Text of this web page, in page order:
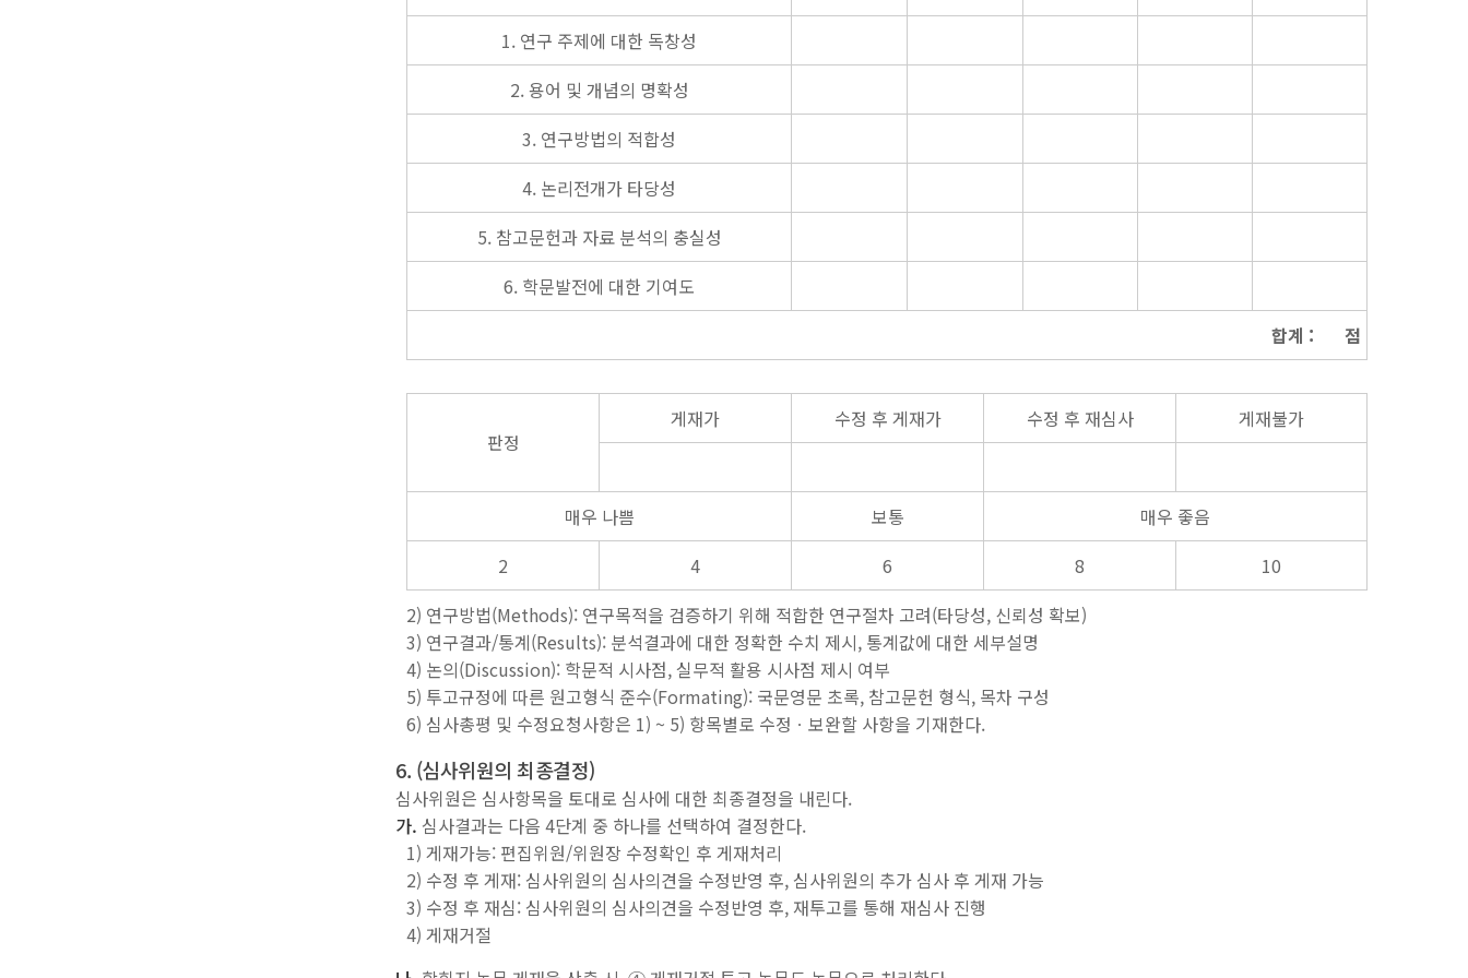
1. 연구 주제에 대한 독창성
2. 용어 및 개념의 명확성
3. 연구방법의 적합성
4. 논리전개가 타당성
5. 참고문헌과 자료 분석의 충실성
6. 학문발전에 대한 기여도
합계 : 점
판정
게재가 수정 후 게재가 수정 후 재심사 게재불가
매우 나쁨 보통
매우 좋음
2
4 6 8
10
2) 연구방법(Methods): 연구목적을 검증하기 위해 적합한 연구절차 고려(타당성, 신뢰성 확보)
3) 연구결과/통계(Results): 분석결과에 대한 정확한 수치 제시, 통계값에 대한 세부설명
4) 논의(Discussion): 학문적 시사점, 실무적 활용 시사점 제시 여부
5) 투고규정에 따른 원고형식 준수(Formating): 국문영문 초록, 참고문헌 형식, 목차 구성
6) 심사총평 및 수정요청사항은 1) ~ 5) 항목별로 수정ㆍ보완할 사항을 기재한다.
6. (심사위원의 최종결정)
심사위원은 심사항목을 토대로 심사에 대한 최종결정을 내린다.
가. 심사결과는 다음 4단계 중 하나를 선택하여 결정한다.
1) 게재가능: 편집위원/위원장 수정확인 후 게재처리
2) 수정 후 게재: 심사위원의 심사의견을 수정반영 후, 심사위원의 추가 심사 후 게재 가능
3) 수정 후 재심: 심사위원의 심사의견을 수정반영 후, 재투고를 통해 재심사 진행
4) 게재거절